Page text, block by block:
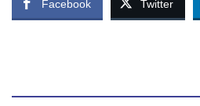
Facebook Twitter